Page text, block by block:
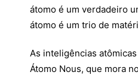
átomo é um verdadeiro
átomo é um trio de
As inteligências
Átomo Nous, que mora